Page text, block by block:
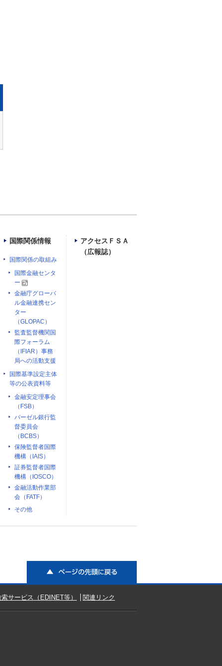
国際関係情報
国際関係の取組み
国際金融センタ
ー
金融庁グローバ
ル金融連携セン
ター
（GLOPAC）
監査監督機関国
際フォーラム
（IFIAR）事務
局への活動支援
国際基準設定主体
等の公表資料等
金融安定理事会
（FSB）
バーゼル銀行監
督委員会
（BCBS）
保険監督者国際
機構（IAIS）
証券監督者国際
機構（IOSCO）
金融活動作業部
会（FATF）
その他
アクセスＦＳＡ
（広報誌）
サービス（EDINET等） 関連リンク